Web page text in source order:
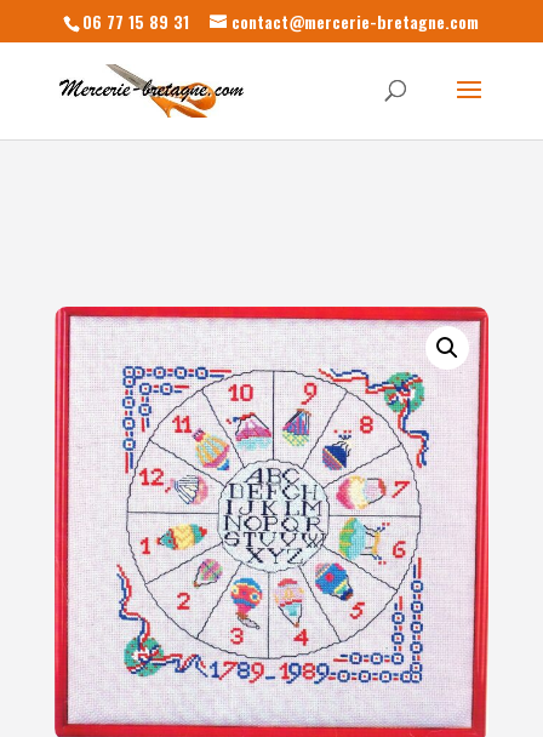
06 77 15 89 31 contact@mercerie-bretagne.com